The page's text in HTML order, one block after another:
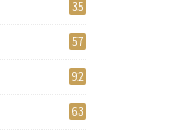
35
57
92
63